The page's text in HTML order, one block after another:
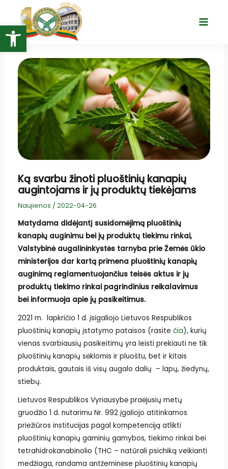
Open toolbar
turinio
Main
Ką svarbu žinoti pluoštinių kanapių
augintojams ir jų produktų tiekėjams
Naujienos / 2022-04-26
Matydama didėjantį susidomėjimą pluoštinių
kanapių auginimu bei jų produktų tiekimu rinkai,
Valstybinė augalininkystės tarnyba prie Žemės ūkio
ministerijos dar kartą primena pluoštinių kanapių
auginimą reglamentuojančius teisės aktus ir jų
produktų tiekimo rinkai pagrindinius reikalavimus
bei informuoja apie jų pasikeitimus.
2021 m. lapkričio 1 d. įsigaliojo Lietuvos Respublikos
pluoštinių kanapių įstatymo pataisos (rasite čia), kurių
vienas svarbiausių pasikeitimų yra leisti prekiauti ne tik
pluoštinių kanapių sėklomis ir pluoštu, bet ir kitais
produktais, gautais iš visų augalo dalių – lapų, žiedynų,
stiebų.
Lietuvos Respublikos Vyriausybė praėjusių metų
gruodžio 1 d. nutarimu Nr. 992 įgaliojo atitinkamos
priežiūros institucijas pagal kompetenciją atlikti
pluoštinių kanapių gaminių gamybos, tiekimo rinkai bei
tetrahidrokanabinolio (THC – natūrali psichiką veikianti
medžiaga, randama antžeminėse pluoštinių kanapių